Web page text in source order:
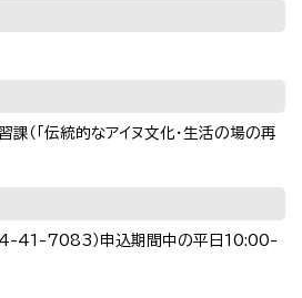
（「伝統的なアイヌ文化・生活の場の再
41-7083）申込期間中の平日10:00-